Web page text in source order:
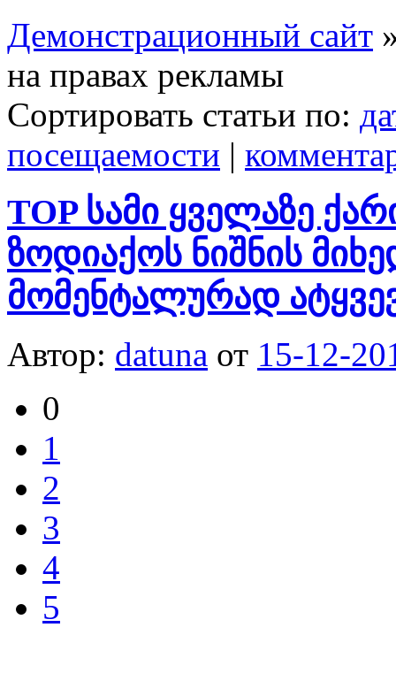
Демонстрационный сайт
на правах рекламы
Сортировать статьи по:
посещаемости |
TOP სამი ყველაზე
ზოდიაქოს ნიშნის
მომენტალურად
Автор: datuna от 15-12-
0
1
2
3
4
5